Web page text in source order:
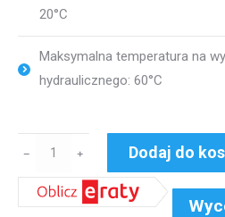
20°C
Maksymalna temperatura na
hydraulicznego: 60°C
Pompa
﹣ ﹢ Dodaj do